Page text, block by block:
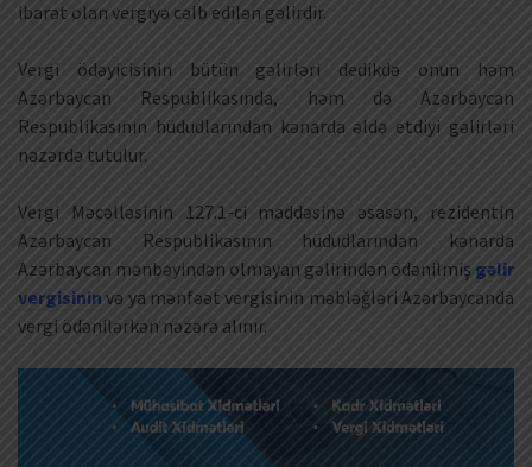
ibarət olan vergiyə cəlb edilən gəlirdir.
Vergi ödəyicisinin bütün gəlirləri dedikdə onun həm
Azərbaycan Respublikasında, həm də Azərbaycan
Respublikasının hüdudlarından kənarda əldə etdiyi gəlirləri
nəzərdə tutulur.
Vergi Məcəlləsinin 127.1-ci maddəsinə əsasən, rezidentin
Azərbaycan Respublikasının hüdudlarından kənarda
Azərbaycan mənbəyindən olmayan gəlirindən ödənilmiş gəlir
vergisinin və ya mənfəət vergisinin məbləğləri Azərbaycanda
vergi ödənilərkən nəzərə alınır.